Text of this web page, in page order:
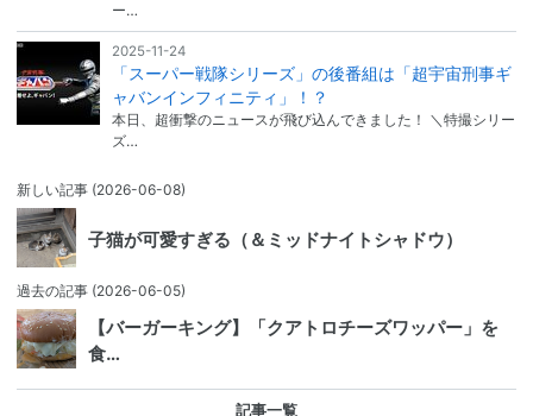
ー…
2025-11-24
「スーパー戦隊シリーズ」の後番組は「超宇宙刑事ギ
ャバンインフィニティ」！？
本日、超衝撃のニュースが飛び込んできました！ ＼特撮シリー
ズ…
新しい記事 (2026-06-08)
子猫が可愛すぎる（＆ミッドナイトシャドウ）
過去の記事 (2026-06-05)
【バーガーキング】「クアトロチーズワッパー」を
食…
記事一覧